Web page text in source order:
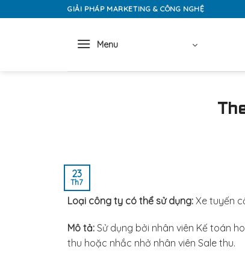
to
GIẢI PHÁP MARKETING & CÔNG NGHỆ
Menu
23
Th7
Loại công ty có thể sử dụng: Xe tuyến
Mô tả: Sử dụng bởi nhân viên Kế toán
thu hoặc nhắc nhở nhân viên Sale thu.